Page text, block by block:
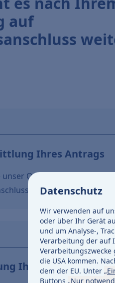
Datenschutz
Wir verwenden auf
oder über Ihr Gerät
und um Analyse-,
Verarbeitung der auf
Verarbeitungszwecke
die USA kommen.
dem der EU. Unter
Buttons „Nur
auf
Ihres Antrags
unser Online-
aufVollständigkeit
Ihres Angebots